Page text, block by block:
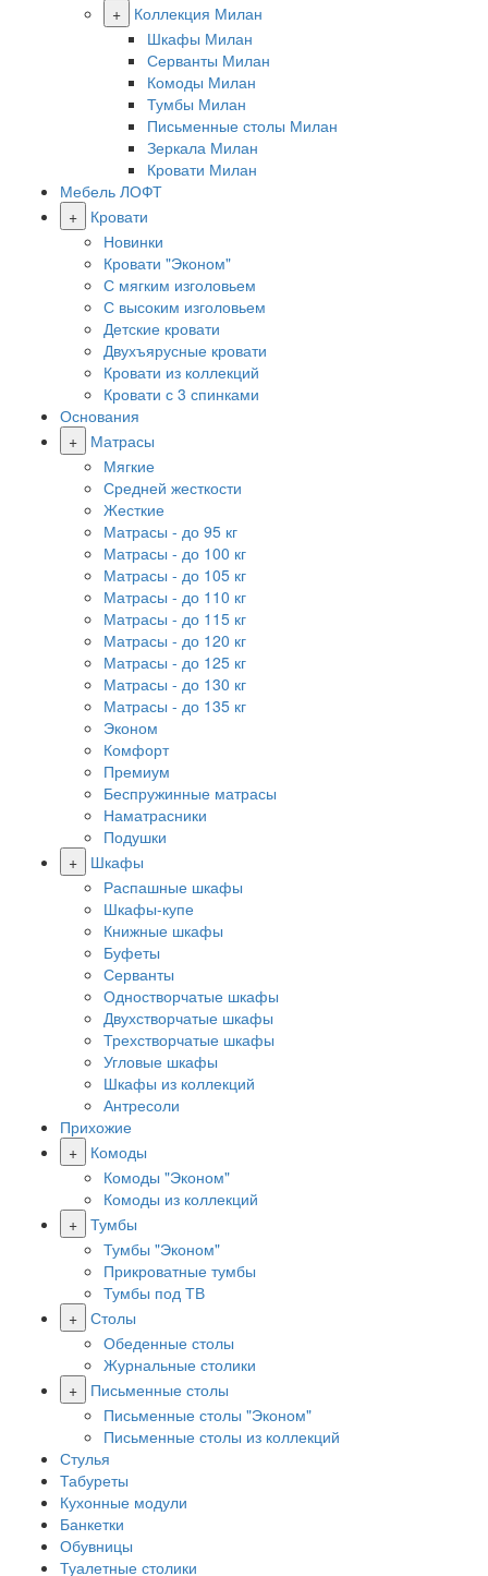
+
Коллекция Милан
Шкафы Милан
Серванты Милан
Комоды Милан
Тумбы Милан
Письменные столы Милан
Зеркала Милан
Кровати Милан
Мебель ЛОФТ
+
Кровати
Новинки
Кровати "Эконом"
С мягким изголовьем
С высоким изголовьем
Детские кровати
Двухъярусные кровати
Кровати из коллекций
Кровати с 3 спинками
Основания
+
Матрасы
Мягкие
Средней жесткости
Жесткие
Матрасы - до 95 кг
Матрасы - до 100 кг
Матрасы - до 105 кг
Матрасы - до 110 кг
Матрасы - до 115 кг
Матрасы - до 120 кг
Матрасы - до 125 кг
Матрасы - до 130 кг
Матрасы - до 135 кг
Эконом
Комфорт
Премиум
Беспружинные матрасы
Наматрасники
Подушки
+
Шкафы
Распашные шкафы
Шкафы-купе
Книжные шкафы
Буфеты
Серванты
Одностворчатые шкафы
Двухстворчатые шкафы
Трехстворчатые шкафы
Угловые шкафы
Шкафы из коллекций
Антресоли
Прихожие
+
Комоды
Комоды "Эконом"
Комоды из коллекций
+ Тумбы
Тумбы "Эконом"
Прикроватные тумбы
Тумбы под ТВ
+ Столы
Обеденные столы
Журнальные столики
+
Письменные столы
Письменные столы "Эконом"
Письменные столы из коллекций
Стулья
Табуреты
Кухонные модули
Банкетки
Обувницы
Туалетные столики